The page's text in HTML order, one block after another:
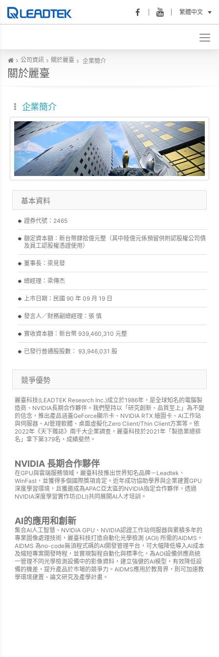
繁體中文
公司資訊 關於麗臺 企業簡介
關於麗臺
企業簡介
基本資料
證券代號：2465
額定資本額：新台幣肆拾億元整（其中陸億元係預留供附認股權公司債
及員工認股權憑證使用）
董事長：梁見發
總經理：梁傳杰
上市日期：民國 90 年 09 月 19 日
發言人／財務副總經理：張 慎
實收資本額：新台幣 939,460,310 元整
已發行普通股股數： 93,946,031 股
競爭優勢
麗臺科技(LEADTEK Research Inc.)成立於1986年，是全球知名的電腦製
造商、NVIDIA長期合作夥伴。我們堅持以「研究創新、品質至上」為不變
的信念，推出產品涵蓋GeForce顯示卡、NVIDIA RTX 繪圖卡、AI工作站
與伺服器、AI管理軟體、桌面虛擬化Zero Client/Thin Client方案等。依
2022年《天下雜誌》兩千大企業調查，麗臺科技於2021年「製造業總排
名」拿下第379名，成績斐然。
NVIDIA 長期合作夥伴
在GPU與雲端服務領域，麗臺科技推出世界知名品牌－Leadtek、
WinFast，並獲得多個國際獎項肯定。近年成功協助學界與企業建置GPU
深度學習環境，且獲邀成為APAC亞太區的NVIDIA指定合作夥伴，透過
NVIDIA深度學習實作坊(DLI)共同展開AI人才培訓。
AI的應用和創新
集合AI人工智慧、NVIDIA GPU、NVIDIA認證工作站伺服器與累積多年的
專業圖像處理技術，麗臺科技打造自動化光學檢測 (AOI) 所需的AIDMS。
AIDMS 為no-code無須程式碼的AI開發管理平台，可大幅降低導入AI成本
及縮短專案開發時程，並實現製程自動化與標準化，為AOI設備供應商統
一管理不同光學檢測設備中的影像資料，建立強健的AI模型，有效降低設
備的機差，提升產品於市場的競爭力。AIDMS應用於教育界，則可加速教
學環境建置、論文研究及產學計畫。